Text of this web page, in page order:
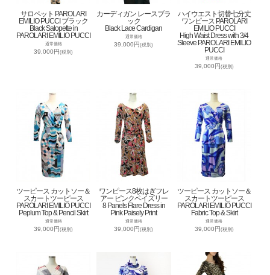
サロペット PAROLARI
EMILIO PUCCI ブラック
Black Salopette in
PAROLARI EMILIO PUCCI
通常価格
39,000円(税別)
カーディガン レースブラ
ック
Black Lace Cardigan
通常価格
39,000円(税別)
ハイウエスト切替七分丈
ワンピース PAROLARI
EMILIO PUCCI
High Waist Dress with 3/4
Sleeve PAROLARI EMILIO
PUCCI
通常価格
39,000円(税別)
ツーピース カットソー＆
スカートツーピース
PAROLARI EMILIO PUCCI
Peplum Top & Pencil Skirt
通常価格
39,000円(税別)
ワンピース8枚はぎフレ
アー ピンクペイズリー
8 Panels Flare Dress in
Pink Paisely Print
通常価格
39,000円(税別)
ツーピース カットソー＆
スカートツーピース
PAROLARI EMILIO PUCCI
Fabric Top & Skirt
通常価格
39,000円(税別)